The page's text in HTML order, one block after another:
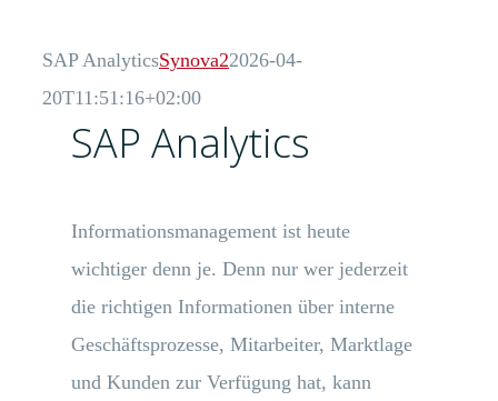
SAP AnalyticsSynova22026-04-
20T11:51:16+02:00
SAP Analytics
Informationsmanagement ist heute
wichtiger denn je. Denn nur wer jederzeit
die richtigen Informationen über interne
Geschäftsprozesse, Mitarbeiter, Marktlage
und Kunden zur Verfügung hat, kann